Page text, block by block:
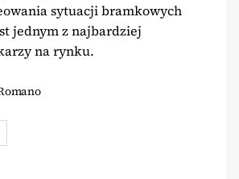
sytuacji bramkowych
jednym z najbardziej
na rynku.